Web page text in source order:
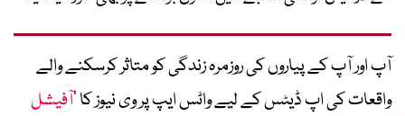
آپ اور آپ کے پیاروں کی روزمرہ زندگی کو متاثر کرسکنے والے
واقعات کی اپ ڈیٹس کے لیے واٹس ایپ پر وی نیوز کا ’آفیشل